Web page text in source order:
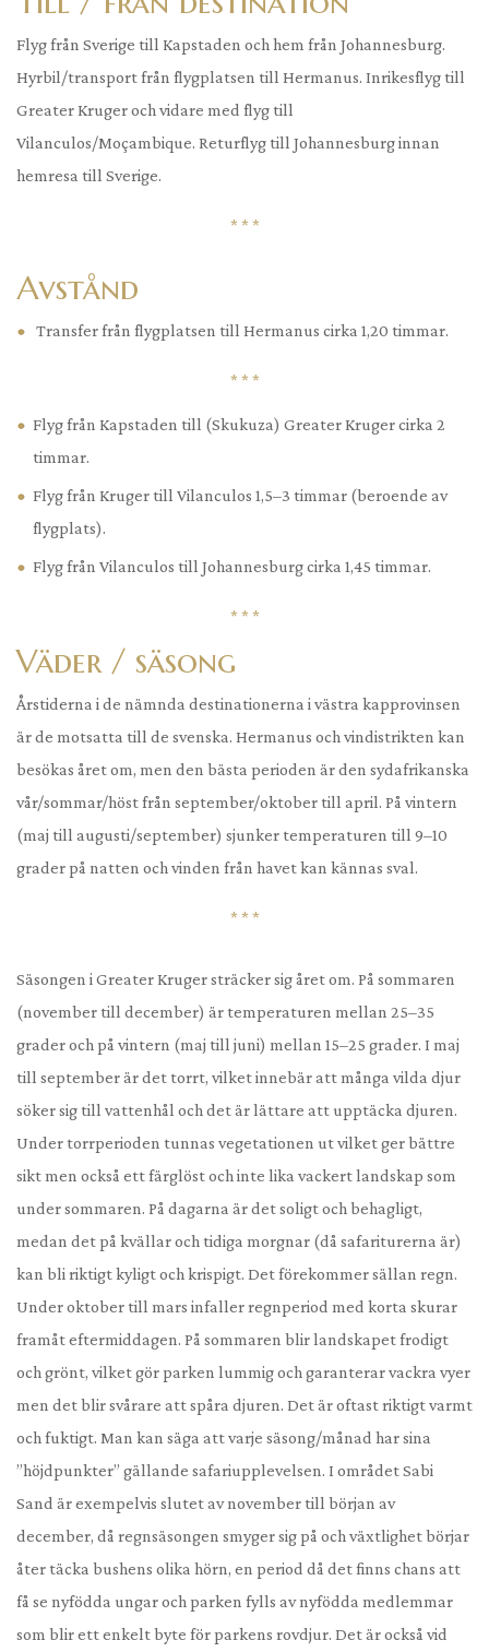
Flyg från Sverige till Kapstaden och hem från Johannesburg.
Hyrbil/transport från flygplatsen till Hermanus. Inrikesflyg till
Greater Kruger och vidare med flyg till
Vilanculos/Moçambique. Returflyg till Johannesburg innan
hemresa till Sverige.
* * *
Avstånd
Transfer från flygplatsen till Hermanus cirka 1,20 timmar.
* * *
Flyg från Kapstaden till (Skukuza) Greater Kruger cirka 2
timmar.
Flyg från Kruger till Vilanculos 1,5–3 timmar (beroende av
flygplats).
Flyg från Vilanculos till Johannesburg cirka 1,45 timmar.
* * *
Väder / säsong
Årstiderna i de nämnda destinationerna i västra kapprovinsen
är de motsatta till de svenska. Hermanus och vindistrikten kan
besökas året om, men den bästa perioden är den sydafrikanska
vår/sommar/höst från september/oktober till april. På vintern
(maj till augusti/september) sjunker temperaturen till 9–10
grader på natten och vinden från havet kan kännas sval.
* * *
Säsongen i Greater Kruger sträcker sig året om. På sommaren
(november till december) är temperaturen mellan 25–35
grader och på vintern (maj till juni) mellan 15–25 grader. I maj
till september är det torrt, vilket innebär att många vilda djur
söker sig till vattenhål och det är lättare att upptäcka djuren.
Under torrperioden tunnas vegetationen ut vilket ger bättre
sikt men också ett färglöst och inte lika vackert landskap som
under sommaren. På dagarna är det soligt och behagligt,
medan det på kvällar och tidiga morgnar (då safariturerna är)
kan bli riktigt kyligt och krispigt. Det förekommer sällan regn.
Under oktober till mars infaller regnperiod med korta skurar
framåt eftermiddagen. På sommaren blir landskapet frodigt
och grönt, vilket gör parken lummig och garanterar vackra vyer
men det blir svårare att spåra djuren. Det är oftast riktigt varmt
och fuktigt. Man kan säga att varje säsong/månad har sina
”höjdpunkter” gällande safariupplevelsen. I området Sabi
Sand är exempelvis slutet av november till början av
december, då regnsäsongen smyger sig på och växtlighet börjar
åter täcka bushens olika hörn, en period då det finns chans att
få se nyfödda ungar och parken fylls av nyfödda medlemmar
som blir ett enkelt byte för parkens rovdjur. Det är också vid